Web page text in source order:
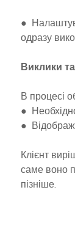
●
одразу
Виклики
В процесі
●
●
Клієнт
саме воно
пізніше.